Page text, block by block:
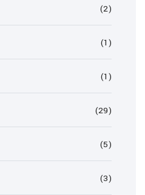
(2)
(1)
(1)
(29)
(5)
(3)